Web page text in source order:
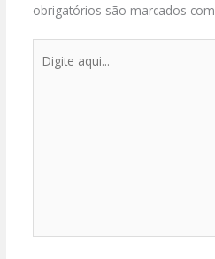
obrigatórios são marcados com
aqui...